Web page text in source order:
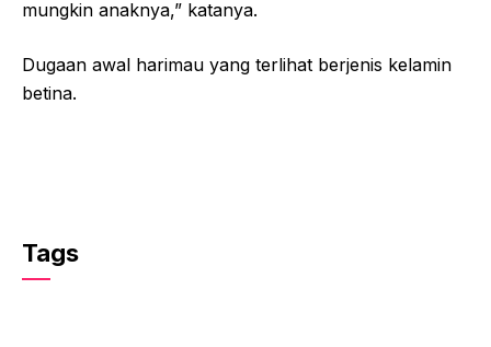
mungkin anaknya,” katanya.
Dugaan awal harimau yang terlihat berjenis kelamin
betina.
Tags